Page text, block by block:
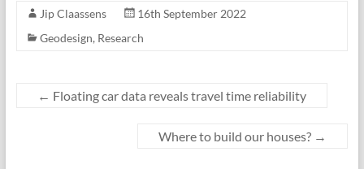
Jip Claassens
16th September 2022
Geodesign, Research
← Floating car data reveals travel time reliability
Where to build our houses? →